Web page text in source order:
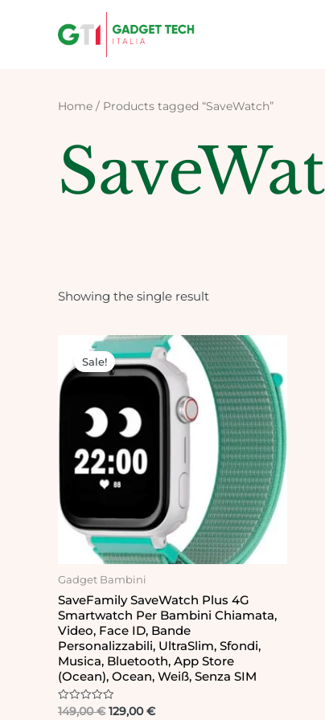
Home / Products tagged “SaveWatch”
Showing the single result
Sale!
Gadget Bambini
SaveFamily SaveWatch Plus 4G
Smartwatch Per Bambini Chiamata,
Video, Face ID, Bande
Personalizzabili, UltraSlim, Sfondi,
Musica, Bluetooth, App Store
(Ocean), Ocean, Weiß, Senza SIM
Rated
149,00€
Original
price
was:
149,00 €.
129,00€
Current
price
is:
129,00 €.